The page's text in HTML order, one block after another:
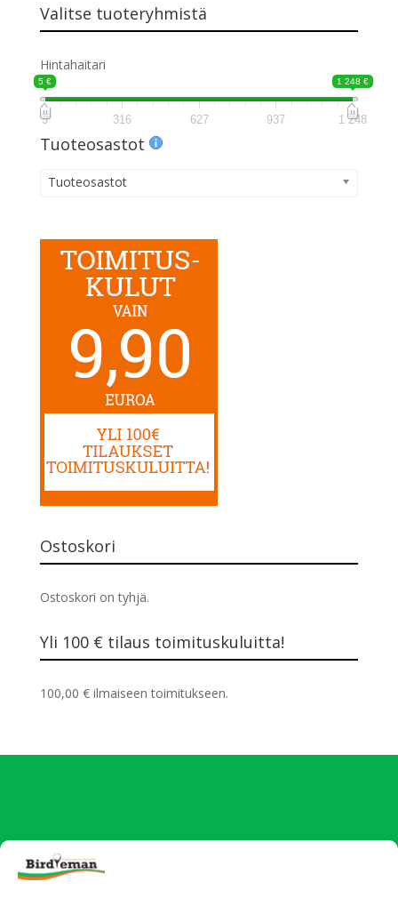
Valitse tuoteryhmistä
Hintahaitari
5 € 1 248 €
5 316 627 937 1 248
Tuoteosastot
Tuoteosastot
Ostoskori
Ostoskori on tyhjä.
Yli 100 € tilaus toimituskuluitta!
100,00 €ilmaiseen toimitukseen.